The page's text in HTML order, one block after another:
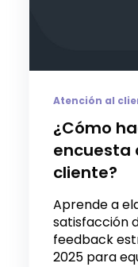
Atención al
¿Cómo
encuesta
cliente?
Aprende a
satisfacción
feedback
2025 para